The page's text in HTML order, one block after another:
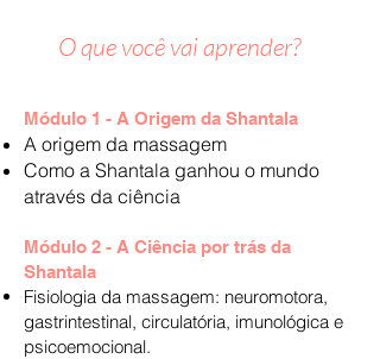
O que você vai aprender?
Módulo 1 - A Origem da Shantala
A origem da massagem
Como a Shantala ganhou o mundo
através da ciência
Módulo 2 - A Ciência por trás da
Shantala
Fisiologia da massagem: neuromotora,
gastrintestinal, circulatória, imunológica e
psicoemocional.